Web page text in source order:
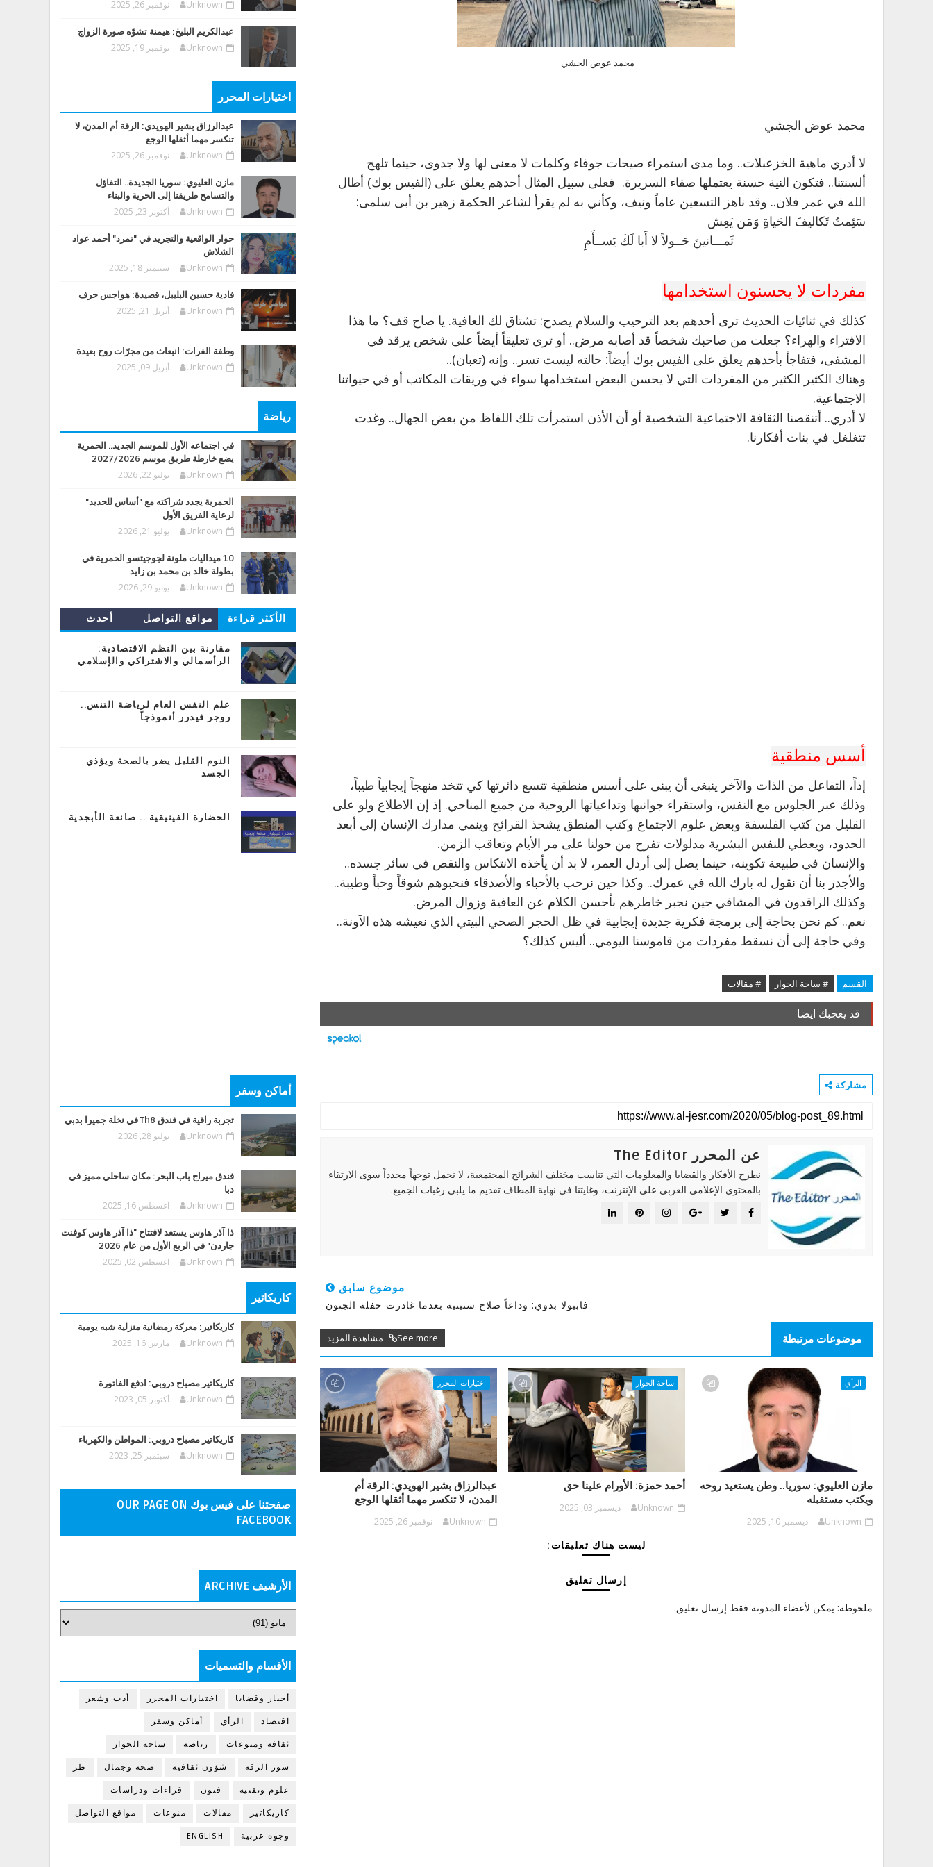
محمد عوض الجشي
محمد عوض الجشي
لا أدري ماهية الخزعبلات.. وما مدى استمراء صيحات جوفاء وكلمات لا معنى لها ولا جدوى، حينما تلهج
ألسنتنا.. فتكون النية حسنة يعتملها صفاء السريرة. فعلى سبيل المثال أحدهم يعلق على (الفيس بوك) أطال
الله في عمر فلان.. وقد ناهز التسعين عاماً ونيف، وكأني به لم يقرأ لشاعر الحكمة زهير بن أبى سلمى:
سَئِمتُ تَكاليفَ الحَياةِ وَمَن يَعِش
ثَمـــانينَ حَــولاً لا أَبا لَكَ يَســأَمِ
مفردات لا يحسنون استخدامها
كذلك في ثنائيات الحديث ترى أحدهم بعد الترحيب والسلام يصدح: تشتاق لك العافية. يا صاح قف؟ ما هذا
الافتراء والهراء؟ جعلت من صاحبك شخصاً قد أصابه مرض.. أو ترى تعليقاً أيضاً على شخص يرقد في
المشفى، فتفاجأ بأحدهم يعلق على الفيس بوك أيضاً: حالته ليست تسر.. وإنه (تعبان)..
وهناك الكثير الكثير من المفردات التي لا يحسن البعض استخدامها سواء في وريقات المكاتب أو في حيواتنا
الاجتماعية.
لا أدري.. أتنقصنا الثقافة الاجتماعية الشخصية أو أن الأذن استمرأت تلك اللفاظ من بعض الجهال.. وغدت
تتغلغل في بنات أفكارنا.
أسس منطقية
إذاً، التفاعل من الذات والآخر ينبغى أن يبنى على أسس منطقية تتسع دائرتها كي تتخذ منهجاً إيجابياً طيباً،
وذلك عبر الجلوس مع النفس، واستقراء جوانبها وتداعياتها الروحية من جميع المناحي. إذ إن الاطلاع ولو على
القليل من كتب الفلسفة وبعض علوم الاجتماع وكتب المنطق يشحذ القرائح وينمي مدارك الإنسان إلى أبعد
الحدود، ويعطي للنفس البشرية مدلولات تفرح من حولنا على مر الأيام وتعاقب الزمن.
والإنسان في طبيعة تكوينه، حينما يصل إلى أرذل العمر، لا بد أن يأخذه الانتكاس والنقص في سائر جسده..
والأجدر بنا أن نقول له بارك الله في عمرك.. وكذا حين نرحب بالأحباء والأصدقاء فنحبوهم شوقاً وحباً وطيبة..
وكذلك الراقدون في المشافي حين نجبر خاطرهم بأحسن الكلام عن العافية وزوال المرض.
نعم.. كم نحن بحاجة إلى برمجة فكرية جديدة إيجابية في ظل الحجر الصحي البيتي الذي نعيشه هذه الآونة..
وفي حاجة إلى أن نسقط مفردات من قاموسنا اليومي.. أليس كذلك؟
القسم # ساحة الحوار # مقالات
قد يعجبك ايضا
مشاركة
عن المحرر The Editor
نطرح الأفكار والقضايا والمعلومات التي تناسب مختلف الشرائح المجتمعية، لا نحمل توجهاً محدداً سوى الارتقاء
بالمحتوى الإعلامي العربي على الإنترنت، وغايتنا في نهاية المطاف تقديم ما يلبي رغبات الجميع.
موضوع سابق
فابيولا بدوي: وداعاً صلاح ستيتية بعدما غادرت حفلة الجنون
موضوعات مرتبطة See more مشاهدة المزيد
الرأي
مازن العليوي: سوريا.. وطن يستعيد روحه
ويكتب مستقبله
Unknown ديسمبر 10, 2025
ساحة الحوار
أحمد حمزة: الأورام علينا حق
Unknown ديسمبر 03, 2025
اختيارات المحرر
عبدالرزاق بشير الهويدي: الرقة أم
المدن، لا تنكسر مهما أثقلها الوجع
Unknown نوفمبر 26, 2025
ليست هناك تعليقات:
إرسال تعليق
ملحوظة: يمكن لأعضاء المدونة فقط إرسال تعليق.
Unknown نوفمبر 26, 2025
عبدالكريم البليخ: هيمنة تشوّه صورة الزواج
Unknown نوفمبر 19, 2025
اختيارات المحرر
عبدالرزاق بشير الهويدي: الرقة أم المدن، لا
تنكسر مهما أثقلها الوجع
Unknown نوفمبر 26, 2025
مازن العليوي: سوريا الجديدة.. التفاؤل
والتسامح طريقنا إلى الحرية والبناء
Unknown أكتوبر 23, 2025
حوار الواقعية والتجريد في "تمرد" أحمد عواد
الشلاش
Unknown سبتمبر 18, 2025
فادية حسين البليبل، قصيدة: هواجس حرف
Unknown أبريل 21, 2025
وطفة الفرات: انبعاث من مجرّات روح بعيدة
Unknown أبريل 09, 2025
رياضة
في اجتماعه الأول للموسم الجديد.. الحمرية
يضع خارطة طريق موسم 2027/2026
Unknown يوليو 22, 2026
الحمرية يجدد شراكته مع "أساس للحديد"
لرعاية الفريق الأول
Unknown يوليو 21, 2026
10 ميداليات ملونة لجوجيتسو الحمرية في
بطولة خالد بن محمد بن زايد
Unknown يونيو 29, 2026
الأكثر قراءة مواقع التواصل
أحدث
مقارنة بين النظم الاقتصادية:
الرأسمالي والاشتراكي والإسلامي
علم النفس العام لرياضة التنس..
روجر فيدرر أنموذجاً
النوم القليل يضر بالصحة ويؤذي
الجسد
الحضارة الفينيقية .. صانعة الأبجدية
أماكن وسفر
تجربة راقية في فندق Th8 في نخلة جميرا بدبي
Unknown يوليو 28, 2026
فندق ميراج باب البحر: مكان ساحلي مميز في
دبا
Unknown اغسطس 16, 2025
ذا آذر هاوس يستعد لافتتاح "ذا آذر هاوس كوفنت
جاردن" في الربع الأول من عام 2026
Unknown اغسطس 02, 2025
كاريكاتير
كاريكاتير: معركة رمضانية منزلية شبه يومية
Unknown مارس 16, 2025
كاريكاتير مصباح دروبي: ادفع الفاتورة
Unknown أكتوبر 05, 2023
كاريكاتير مصباح دروبي: المواطن والكهرباء
Unknown سبتمبر 25, 2023
صفحتنا على فيس بوك OUR PAGE ON
FACEBOOK
الأرشيف ARCHIVE
الأقسام والتسميات
أخبار وقضايا اختيارات المحرر أدب وشعر
اقتصاد الرأي أماكن وسفر
ثقافة ومنوعات رياضة ساحة الحوار
سور الرقة شؤون ثقافية صحة وجمال ظز
علوم وتقنية فنون قراءات ودراسات
كاريكاتير مقالات منوعات مواقع التواصل
وجوه عربية ENGLISH